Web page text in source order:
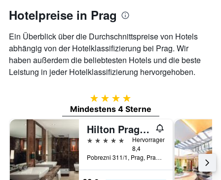
Hotelpreise in Prag
Ein Überblick über die Durchschnittspreise von Hotels
abhängig von der Hotelklassifizierung bei Prag. Wir
haben außerdem die beliebtesten Hotels und die beste
Leistung in jeder Hotelklassifizierung hervorgehoben.
4 Sterne
Mindestens 4 Sterne
Hilton Prague Atrium
5 Sterne
Hervorragend
8,4
Pobrezni 311/1, Prag, Prag Region, Tschechien